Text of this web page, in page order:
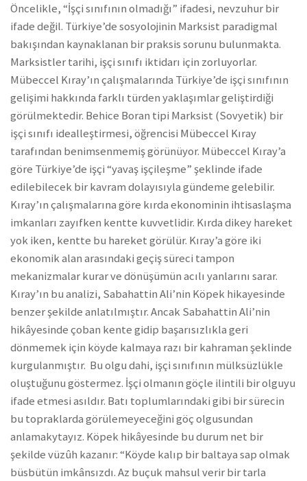
Öncelikle, “İşçi sınıfının olmadığı” ifadesi, nevzuhur bir
ifade değil. Türkiye’de sosyolojinin Marksist paradigmal
bakışından kaynaklanan bir praksis sorunu bulunmakta.
Marksistler tarihi, işçi sınıfı iktidarı için zorluyorlar.
Mübeccel Kıray’ın çalışmalarında Türkiye’de işçi sınıfının
gelişimi hakkında farklı türden yaklaşımlar geliştirdiği
görülmektedir. Behice Boran tipi Marksist (Sovyetik) bir
işçi sınıfı idealleştirmesi, öğrencisi Mübeccel Kıray
tarafından benimsenmemiş görünüyor. Mübeccel Kıray’a
göre Türkiye’de işçi “yavaş işçileşme” şeklinde ifade
edilebilecek bir kavram dolayısıyla gündeme gelebilir.
Kıray’ın çalışmalarına göre kırda ekonominin ihtisaslaşma
imkanları zayıfken kentte kuvvetlidir. Kırda dikey hareket
yok iken, kentte bu hareket görülür. Kıray’a göre iki
ekonomik alan arasındaki geçiş süreci tampon
mekanizmalar kurar ve dönüşümün acılı yanlarını sarar.
Kıray’ın bu analizi, Sabahattin Ali’nin Köpek hikayesinde
benzer şekilde anlatılmıştır. Ancak Sabahattin Ali’nin
hikâyesinde çoban kente gidip başarısızlıkla geri
dönmemek için köyde kalmaya razı bir kahraman şeklinde
kurgulanmıştır. Bu olgu dahi, işçi sınıfının mülksüzlükle
oluştuğunu göstermez. İşçi olmanın göçle ilintili bir olguyu
ifade etmesi asıldır. Batı toplumlarındaki gibi bir sürecin
bu topraklarda görülemeyeceğini göç olgusundan
anlamakytayız. Köpek hikâyesinde bu durum net bir
şekilde vüzûh kazanır: “Köyde kalıp bir baltaya sap olmak
büsbütün imkânsızdı. Az buçuk mahsul verir bir tarla